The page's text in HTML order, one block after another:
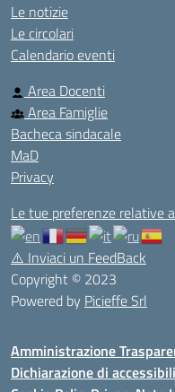
Le notizie
Le circolari
Calendario eventi
Area Docenti
Area Famiglie
Bacheca sindacale
MaD
Privacy
Le tue preferenze relative
⚠️ Inviaci un FeedBack
Copyright © 2023
Powered by Picieffe Srl
Amministrazione
Dichiarazione di